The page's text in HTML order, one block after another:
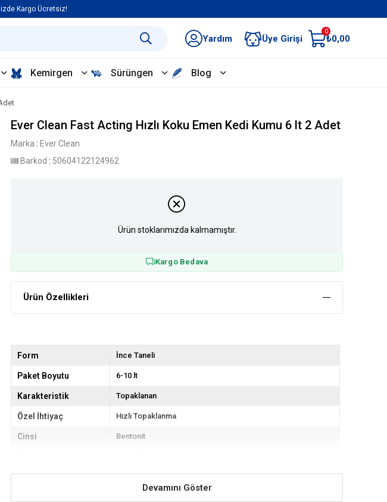
Kargo Ücretsiz!
Yardım Üye Girişi
0
₺0,00
Kemirgen Sürüngen Blog
Ever Clean Fast Acting Hızlı Koku Emen Kedi Kumu 6 lt 2 Adet
Marka : Ever Clean
Barkod : 50604122124962
Ürün stoklarımızda kalmamıştır.
Kargo Bedava
Ürün Özellikleri
Form İnce Taneli
Paket Boyutu 6-10 lt
Karakteristik Topaklanan
Özel İhtiyaç Hızlı Topaklanma
Cinsi Bentonit
Devamını Göster